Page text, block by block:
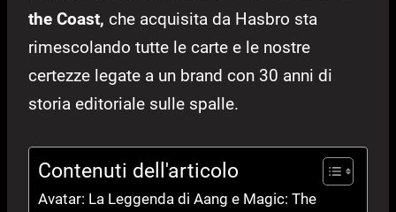
the Coast, che acquisita da Hasbro sta
rimescolando tutte le carte e le nostre
certezze legate a un brand con 30 anni di
storia editoriale sulle spalle.
Contenuti dell'articolo
Avatar: La Leggenda di Aang e Magic: The